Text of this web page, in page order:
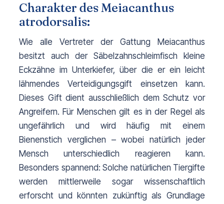
Charakter des Meiacanthus
atrodorsalis:
Wie alle Vertreter der Gattung Meiacanthus
besitzt auch der Säbelzahnschleimfisch kleine
Eckzähne im Unterkiefer, über die er ein leicht
lähmendes Verteidigungsgift einsetzen kann.
Dieses Gift dient ausschließlich dem Schutz vor
Angreifern. Für Menschen gilt es in der Regel als
ungefährlich und wird häufig mit einem
Bienenstich verglichen – wobei natürlich jeder
Mensch unterschiedlich reagieren kann.
Besonders spannend: Solche natürlichen Tiergifte
werden mittlerweile sogar wissenschaftlich
erforscht und könnten zukünftig als Grundlage